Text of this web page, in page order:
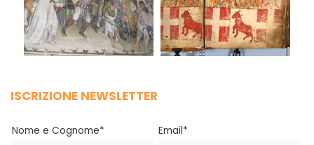
ISCRIZIONE NEWSLETTER
Nome e Cognome* Email*